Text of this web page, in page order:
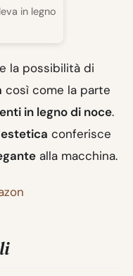
in legno
la possibilità di
così come la parte
in legno di noce.
conferisce
alla macchina.